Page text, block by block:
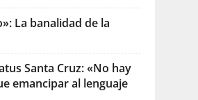
La banalidad de la
Santa Cruz: «No hay
emancipar al lenguaje